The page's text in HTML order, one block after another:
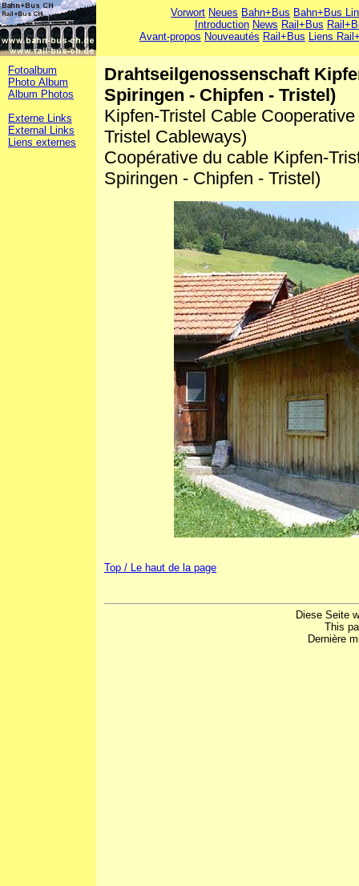
Vorwort Neues Bahn+Bus Bahn+Bus
Introduction News Rail+Bus
Avant-propos Nouveautés Rail+Bus Liens
Fotoalbum
Photo Album
Album Photos
Externe Links
External Links
Liens externes
Drahtseilgenossenschaft
Spiringen - Chipfen - Tristel)
Kipfen-Tristel Cable
Tristel Cableways)
Coopérative du cable Kipfen-
Spiringen - Chipfen - Tristel)
Top / Le haut de la page
Diese Seite
This
Dernière